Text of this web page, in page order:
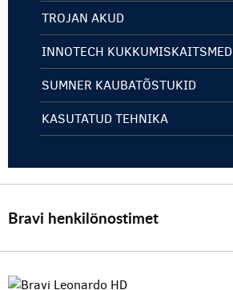
TROJAN AKUD
INNOTECH KUKKUMISKAITSMED
SUMNER KAUBATÕSTUKID
KASUTATUD TEHNIKA
Bravi henkilönostimet